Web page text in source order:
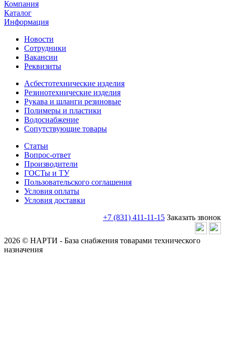
Компания
Каталог
Информация
Новости
Сотрудники
Вакансии
Реквизиты
Асбестотехнические изделия
Резинотехнические изделия
Рукава и шланги резиновые
Полимеры и пластики
Водоснабжение
Сопутствующие товары
Статьи
Вопрос-ответ
Производители
ГОСТы и ТУ
Пользовательского соглашения
Условия оплаты
Условия доставки
+7 (831) 411-11-15 Заказать звонок
2026 © НАРТИ - База снабжения товарами технического
назначения